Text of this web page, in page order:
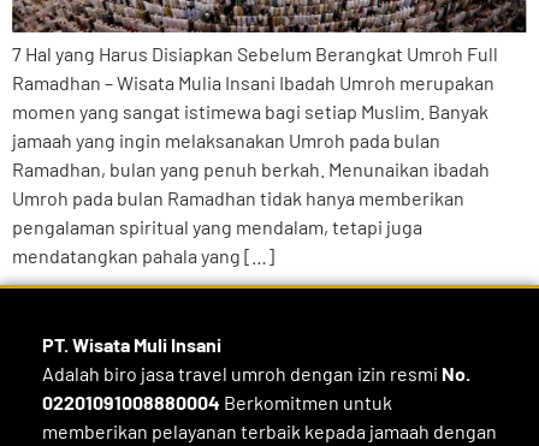
7 Hal yang Harus Disiapkan Sebelum Berangkat Umroh Full
Ramadhan – Wisata Mulia Insani Ibadah Umroh merupakan
momen yang sangat istimewa bagi setiap Muslim. Banyak
jamaah yang ingin melaksanakan Umroh pada bulan
Ramadhan, bulan yang penuh berkah. Menunaikan ibadah
Umroh pada bulan Ramadhan tidak hanya memberikan
pengalaman spiritual yang mendalam, tetapi juga
mendatangkan pahala yang […]
PT. Wisata Muli Insani
Adalah biro jasa travel umroh dengan izin resmi No.
02201091008880004 Berkomitmen untuk
memberikan pelayanan terbaik kepada jamaah dengan